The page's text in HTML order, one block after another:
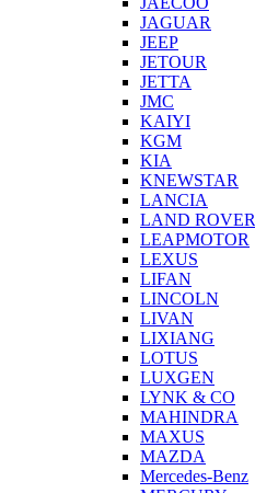
JAGUAR
JEEP
JETOUR
JETTA
JMC
KAIYI
KGM
KIA
KNEWSTAR
LANCIA
LAND ROVER
LEAPMOTOR
LEXUS
LIFAN
LINCOLN
LIVAN
LIXIANG
LOTUS
LUXGEN
LYNK & CO
MAHINDRA
MAXUS
MAZDA
Mercedes-Benz